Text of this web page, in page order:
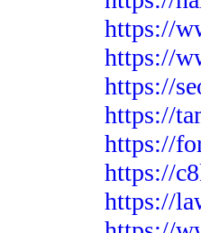
https://
https://
https://
https://
https://
https://
https://